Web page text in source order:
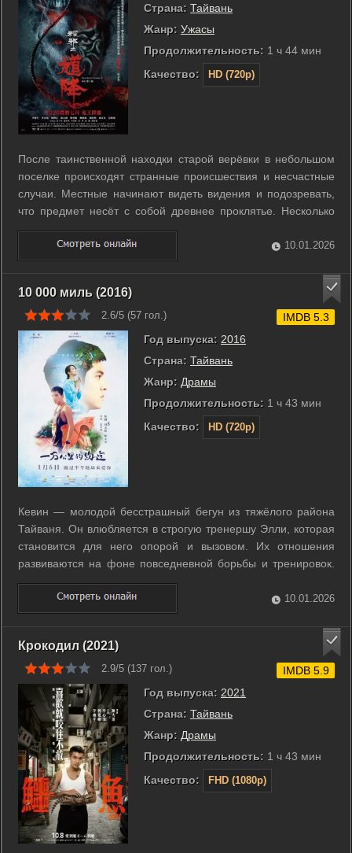
Страна: Тайвань
Жанр: Ужасы
Продолжительность: 1 ч 44 мин
Качество:
HD (720p)
После таинственной находки старой верёвки в небольшом
поселке происходят странные происшествия и несчастные
случаи. Местные начинают видеть видения и подозревать,
что предмет несёт с собой древнее проклятье. Несколько
людей объединяются, чтобы понять связь между событиями
и прошлым округа. Раскопки старых тайн открывают
неожиданные детали и ...
10.01.2026
10 000 миль (2016)
2.6/5 (57 гол.)
Год выпуска: 2016
Страна: Тайвань
Жанр: Драмы
Продолжительность: 1 ч 43 мин
Качество:
HD (720p)
IMDB 5.3
Кевин — молодой бесстрашный бегун из тяжёлого района
Тайваня. Он влюбляется в строгую тренершу Элли, которая
становится для него опорой и вызовом. Их отношения
развиваются на фоне повседневной борьбы и тренировок.
Когда Элли заболевает и отдаляется, Кевин оказывается
перед испытанием личной стойкости. Он сражается за
выживание и стремится ...
10.01.2026
Крокодил (2021)
2.9/5 (137 гол.)
Год выпуска: 2021
Страна: Тайвань
Жанр: Драмы
Продолжительность: 1 ч 43 мин
Качество:
FHD (1080p)
IMDB 5.9